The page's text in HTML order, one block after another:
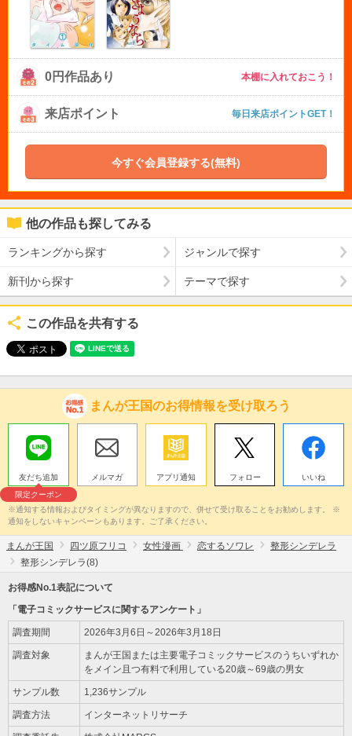
0円作品あり 本棚に入れておこう！
来店ポイント 毎日来店ポイントGET！
今すぐ会員登録する(無料)
他の作品も探してみる
ランキングから探す ジャンルで探す
新刊から探す テーマで探す
この作品を共有する
まんが王国のお得情報を受け取ろう
友だち追加
限定クーポン
メルマガ アプリ通知 フォロー いいね
※通知する情報およびタイミングが異なりますので、併せて受け取ることをお勧めします。 ※
通知をしないキャンペーンもあります。ご了承ください。
まんが王国 四ツ原フリコ 女性漫画 恋するソワレ
整形シンデレラ
整形シンデレラ(8)
お得感No.1表記について
「電子コミックサービスに関するアンケート」
調査期間 2026年3月6日～2026年3月18日
調査対象
まんが王国または主要電子コミックサービスのうちいずれか
をメイン且つ有料で利用している20歳～69歳の男女
サンプル数 1,236サンプル
調査方法 インターネットリサーチ